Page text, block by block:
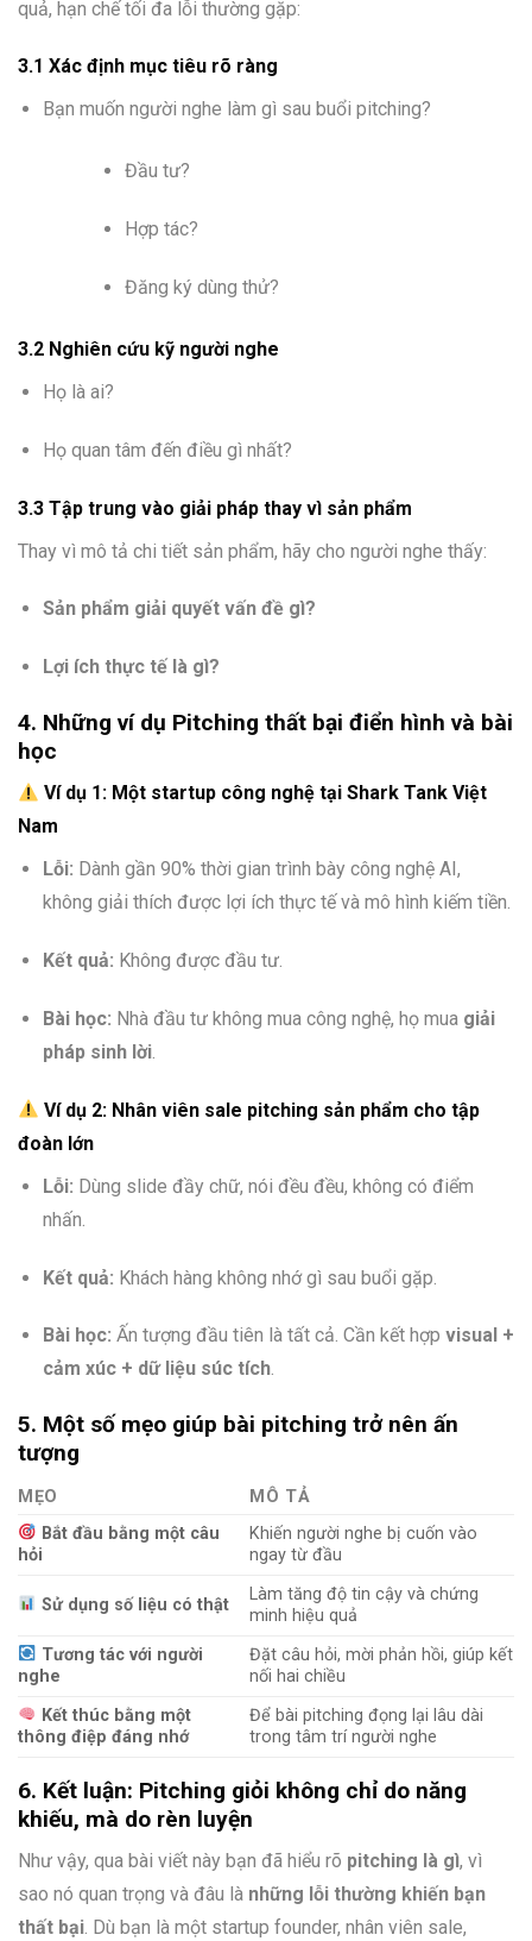
quả, hạn chế tối đa lỗi thường gặp:
3.1 Xác định mục tiêu rõ ràng
Bạn muốn người nghe làm gì sau buổi pitching?
Đầu tư?
Hợp tác?
Đăng ký dùng thử?
3.2 Nghiên cứu kỹ người nghe
Họ là ai?
Họ quan tâm đến điều gì nhất?
3.3 Tập trung vào giải pháp thay vì sản phẩm
Thay vì mô tả chi tiết sản phẩm, hãy cho người nghe thấy:
Sản phẩm giải quyết vấn đề gì?
Lợi ích thực tế là gì?
4. Những ví dụ Pitching thất bại điển hình và bài
học
Ví dụ 1: Một startup công nghệ tại Shark Tank Việt
Nam
Lỗi: Dành gần 90% thời gian trình bày công nghệ AI,
không giải thích được lợi ích thực tế và mô hình kiếm tiền.
Kết quả: Không được đầu tư.
Bài học: Nhà đầu tư không mua công nghệ, họ mua giải
pháp sinh lời.
Ví dụ 2: Nhân viên sale pitching sản phẩm cho tập
đoàn lớn
Lỗi: Dùng slide đầy chữ, nói đều đều, không có điểm
nhấn.
Kết quả: Khách hàng không nhớ gì sau buổi gặp.
Bài học: Ấn tượng đầu tiên là tất cả. Cần kết hợp visual +
cảm xúc + dữ liệu súc tích.
5. Một số mẹo giúp bài pitching trở nên ấn
tượng
MẸO
MÔ TẢ
Bắt đầu bằng một câu
hỏi
Khiến người nghe bị cuốn vào
ngay từ đầu
Sử dụng số liệu có thật
Làm tăng độ tin cậy và chứng
minh hiệu quả
Tương tác với người
nghe
Đặt câu hỏi, mời phản hồi, giúp kết
nối hai chiều
Kết thúc bằng một
thông điệp đáng nhớ
Để bài pitching đọng lại lâu dài
trong tâm trí người nghe
6. Kết luận: Pitching giỏi không chỉ do năng
khiếu, mà do rèn luyện
Như vậy, qua bài viết này bạn đã hiểu rõ pitching là gì, vì
sao nó quan trọng và đâu là những lỗi thường khiến bạn
thất bại. Dù bạn là một startup founder, nhân viên sale,